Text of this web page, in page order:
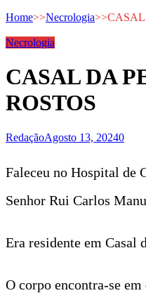
Home>>Necrologia>>CASAL
Necrologia
CASAL DA
ROSTOS
RedaçãoAgosto 13, 20240
Faleceu no Hospital de
Senhor Rui Carlos
Era residente em Casal
O corpo encontra-se